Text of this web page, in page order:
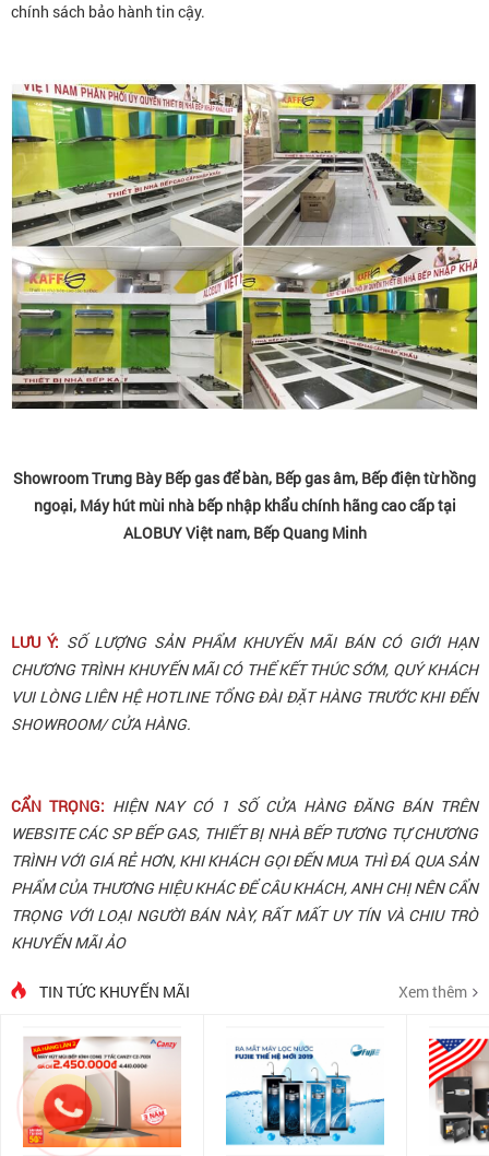
chính sách bảo hành tin cậy.
Showroom Trưng Bày Bếp gas để bàn, Bếp gas âm, Bếp điện từ hồng
ngoại, Máy hút mùi nhà bếp nhập khẩu chính hãng cao cấp tại
ALOBUY Việt nam, Bếp Quang Minh
LƯU Ý: SỐ LƯỢNG SẢN PHẨM KHUYẾN MÃI BÁN CÓ GIỚI HẠN
CHƯƠNG TRÌNH KHUYẾN MÃI CÓ THỂ KẾT THÚC SỚM, QUÝ KHÁCH
VUI LÒNG LIÊN HỆ HOTLINE TỔNG ĐÀI ĐẶT HÀNG TRƯỚC KHI ĐẾN
SHOWROOM/ CỬA HÀNG.
CẨN TRỌNG: HIỆN NAY CÓ 1 SỐ CỬA HÀNG ĐĂNG BÁN TRÊN
WEBSITE CÁC SP BẾP GAS, THIẾT BỊ NHÀ BẾP TƯƠNG TỰ CHƯƠNG
TRÌNH VỚI GIÁ RẺ HƠN, KHI KHÁCH GỌI ĐẾN MUA THÌ ĐÁ QUA SẢN
PHẨM CỦA THƯƠNG HIỆU KHÁC ĐỂ CÂU KHÁCH, ANH CHỊ NÊN CẨN
TRỌNG VỚI LOẠI NGƯỜI BÁN NÀY, RẤT MẤT UY TÍN VÀ CHIU TRÒ
KHUYẾN MÃI ẢO
TIN TỨC KHUYẾN MÃI Xem thêm